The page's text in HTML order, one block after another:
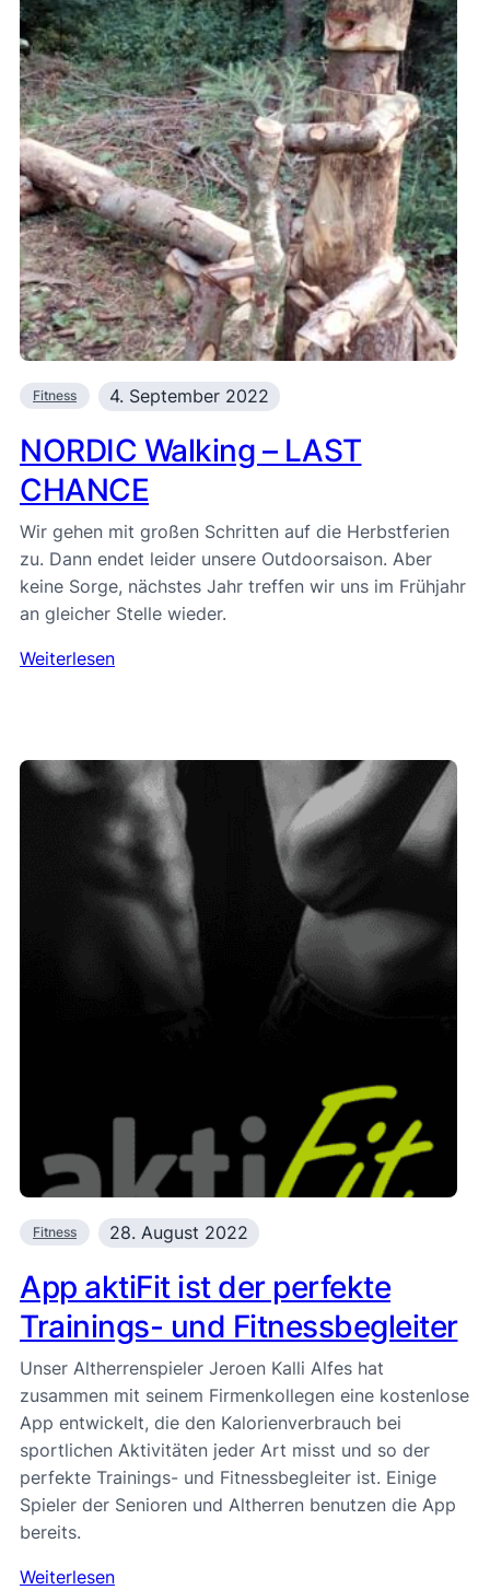
Fitness 4. September 2022
NORDIC Walking – LAST
CHANCE
Wir gehen mit großen Schritten auf die Herbstferien
zu. Dann endet leider unsere Outdoorsaison. Aber
keine Sorge, nächstes Jahr treffen wir uns im Frühjahr
an gleicher Stelle wieder.
Weiterlesen
Fitness 28. August 2022
App aktiFit ist der perfekte
Trainings- und Fitnessbegleiter
Unser Altherrenspieler Jeroen Kalli Alfes hat
zusammen mit seinem Firmenkollegen eine kostenlose
App entwickelt, die den Kalorienverbrauch bei
sportlichen Aktivitäten jeder Art misst und so der
perfekte Trainings- und Fitnessbegleiter ist. Einige
Spieler der Senioren und Altherren benutzen die App
bereits.
Weiterlesen